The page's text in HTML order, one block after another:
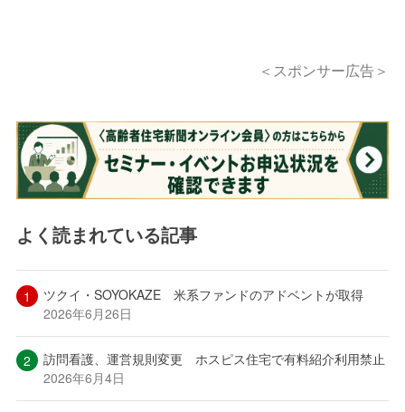
＜スポンサー広告＞
よく読まれている記事
ツクイ・SOYOKAZE 米系ファンドのアドベントが取得
2026年6月26日
訪問看護、運営規則変更 ホスピス住宅で有料紹介利用禁止
2026年6月4日